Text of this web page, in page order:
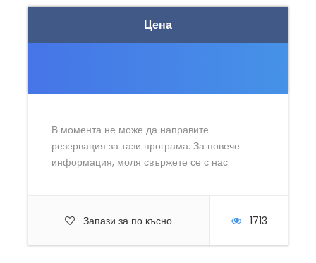
Цена
В момента не може да направите
резервация за тази програма. За повече
информация, моля свържете се с нас.
Запази за по късно 1713